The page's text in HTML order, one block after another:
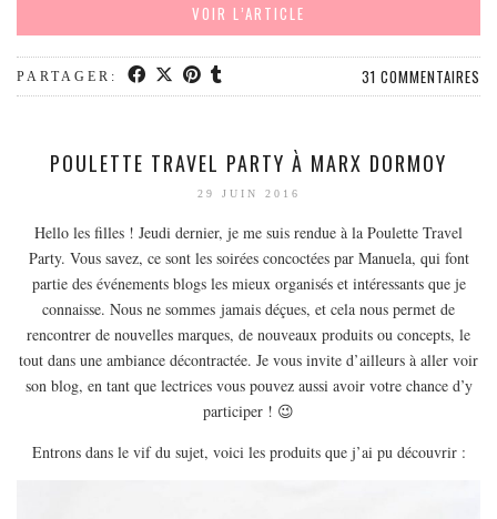
DIVERSES BOX
DIY
ME CONTACTER
PARUTIONS ET PARTENARIATS
VOIR L’ARTICLE
PARTAGER: 31 COMMENTAIRES
POULETTE TRAVEL PARTY À MARX DORMOY
29 JUIN 2016
Hello les filles ! Jeudi dernier, je me suis rendue à la Poulette Travel
Party. Vous savez, ce sont les soirées concoctées par Manuela, qui font
partie des événements blogs les mieux organisés et intéressants que je
connaisse. Nous ne sommes jamais déçues, et cela nous permet de
rencontrer de nouvelles marques, de nouveaux produits ou concepts, le
tout dans une ambiance décontractée. Je vous invite d’ailleurs à aller voir
son blog, en tant que lectrices vous pouvez aussi avoir votre chance d’y
participer ! 😉
Entrons dans le vif du sujet, voici les produits que j’ai pu découvrir :